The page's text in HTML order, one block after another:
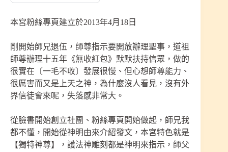
本宮粉絲專頁建立於2013年4月18日
剛開始師兄退伍，師尊指示要開放辦理聖事，道祖
師尊辦理十五年《無收紅包》默默扶持信眾，做的
很實在〔一毛不收〕發展很慢、但心想師尊能力、
很厲害而又是上天之神，為什麼沒人看見，沒有外
界信徒會來呢，失落感非常大。
從臉書開始創立社團、粉絲專頁開始做起，師兄我
都不懂，開始從神明由來介紹發文，本宮特色就是
【獨特神尊】，護法神雕刻都是神明來指示，師父